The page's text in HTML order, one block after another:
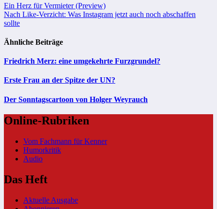
Beitragsnavigation
Ein Herz für Vermieter (Preview)
Nach Like-Verzicht: Was Instagram jetzt auch noch abschaffen
sollte
Ähnliche Beiträge
Friedrich Merz: eine umgekehrte Furzgrundel?
Erste Frau an der Spitze der UN?
Der Sonntagscartoon von Holger Weyrauch
Online-Rubriken
Vom Fachmann für Kenner
Humorkritik
Audio
Das Heft
Aktuelle Ausgabe